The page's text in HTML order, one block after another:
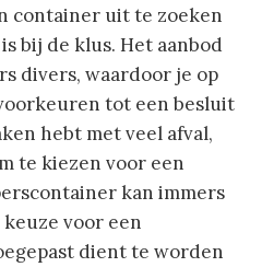
container uit te zoeken
bij de klus. Het aanbod
divers, waardoor je op
tot een besluit
hebt met veel afval,
te kiezen voor een
kan immers
voor een
dient te worden